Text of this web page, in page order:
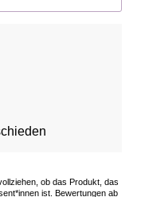
ob das Produkt, das
ist. Bewertungen ab